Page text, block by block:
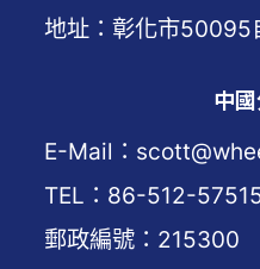
地址：彰化市50095
中
E-Mail：
TEL：86-512-
郵政編號：215300